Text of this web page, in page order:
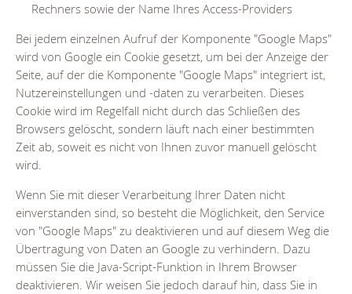
Rechners sowie der Name Ihres Access-Providers
Bei jedem einzelnen Aufruf der Komponente "Google Maps"
wird von Google ein Cookie gesetzt, um bei der Anzeige der
Seite, auf der die Komponente "Google Maps" integriert ist,
Nutzereinstellungen und -daten zu verarbeiten. Dieses
Cookie wird im Regelfall nicht durch das Schließen des
Browsers gelöscht, sondern läuft nach einer bestimmten
Zeit ab, soweit es nicht von Ihnen zuvor manuell gelöscht
wird.
Wenn Sie mit dieser Verarbeitung Ihrer Daten nicht
einverstanden sind, so besteht die Möglichkeit, den Service
von "Google Maps" zu deaktivieren und auf diesem Weg die
Übertragung von Daten an Google zu verhindern. Dazu
müssen Sie die Java-Script-Funktion in Ihrem Browser
deaktivieren. Wir weisen Sie jedoch darauf hin, dass Sie in